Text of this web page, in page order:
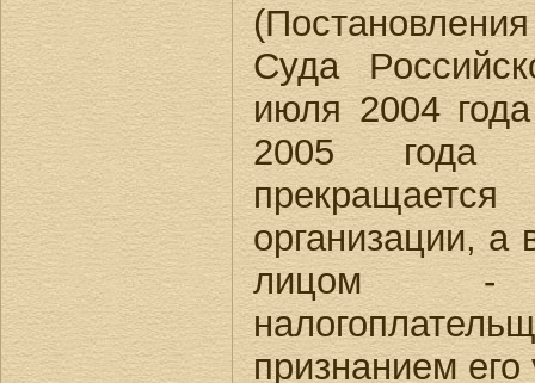
Суда
июля 2004
2005 года
организации, а
лицом -
признанием